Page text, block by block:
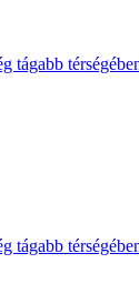
tágabb
tágabb